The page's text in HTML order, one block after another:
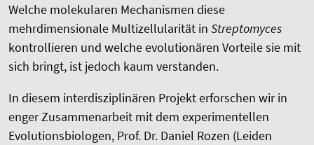
Welche molekularen Mechanismen diese
mehrdimensionale Multizellularität in Streptomyces
kontrollieren und welche evolutionären Vorteile sie mit
sich bringt, ist jedoch kaum verstanden.
In diesem interdisziplinären Projekt erforschen wir in
enger Zusammenarbeit mit dem experimentellen
Evolutionsbiologen, Prof. Dr. Daniel Rozen (Leiden